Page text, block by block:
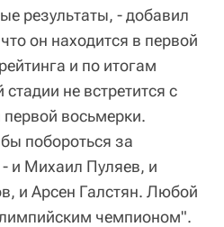
результаты, - добавил
он находится в первой
и по итогам
не встретится с
восьмерки.
побороться за
и Михаил Пуляев, и
и Арсен Галстян. Любой
чемпионом".